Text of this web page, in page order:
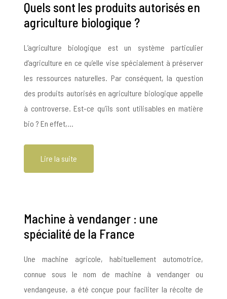
Quels sont les produits autorisés en
agriculture biologique ?
L’agriculture biologique est un système particulier
d’agriculture en ce qu’elle vise spécialement à préserver
les ressources naturelles. Par conséquent, la question
des produits autorisés en agriculture biologique appelle
à controverse. Est-ce qu’ils sont utilisables en matière
bio ? En effet,…
Lire la suite
Machine à vendanger : une
spécialité de la France
Une machine agricole, habituellement automotrice,
connue sous le nom de machine à vendanger ou
vendangeuse, a été conçue pour faciliter la récolte de